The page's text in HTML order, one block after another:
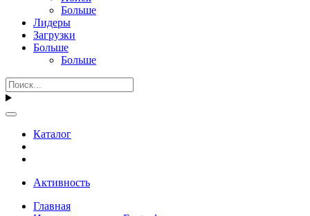
Больше
Лидеры
Загрузки
Больше
Больше
Каталог
Активность
Главная